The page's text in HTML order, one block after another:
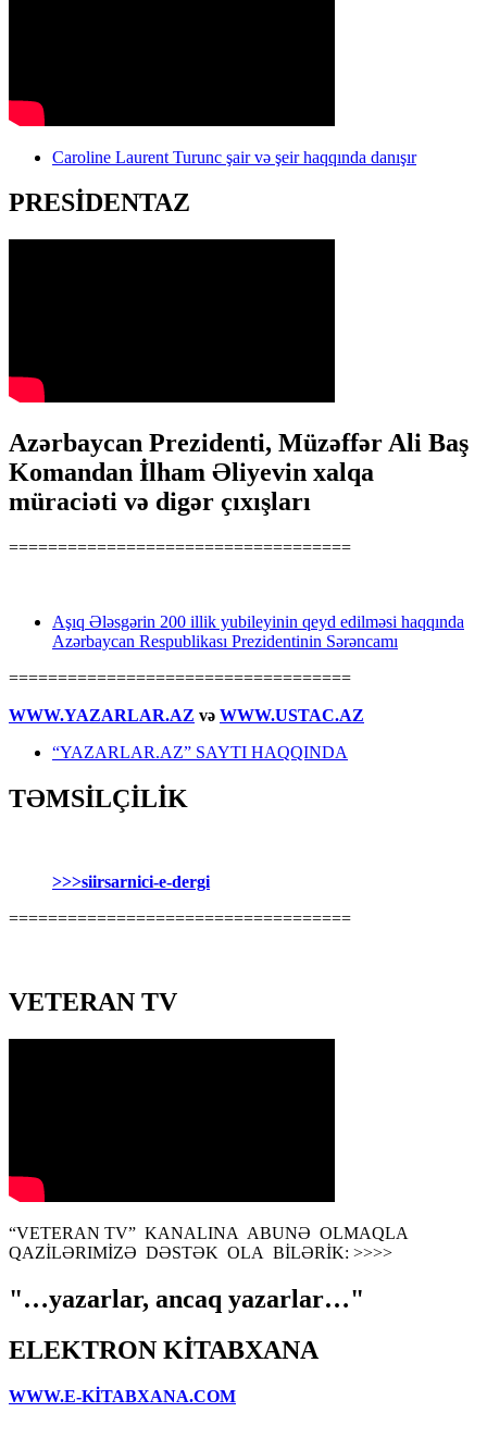
Caroline Laurent Turunc şair və şeir haqqında danışır
PRESİDENTAZ
Azərbaycan Prezidenti, Müzəffər Ali Baş
Komandan İlham Əliyevin xalqa
müraciəti və digər çıxışları
===================================
Aşıq Ələsgərin 200 illik yubileyinin qeyd edilməsi haqqında
Azərbaycan Respublikası Prezidentinin Sərəncamı
===================================
WWW.YAZARLAR.AZ və WWW.USTAC.AZ
“YAZARLAR.AZ” SAYTI HAQQINDA
TƏMSİLÇİLİK
>>>siirsarnici-e-dergi
===================================
VETERAN TV
“VETERAN TV” KANALINA ABUNƏ OLMAQLA
QAZİLƏRIMİZƏ DƏSTƏK OLA BİLƏRİK: >>>>
"…yazarlar, ancaq yazarlar…"
ELEKTRON KİTABXANA
WWW.E-KİTABXANA.COM